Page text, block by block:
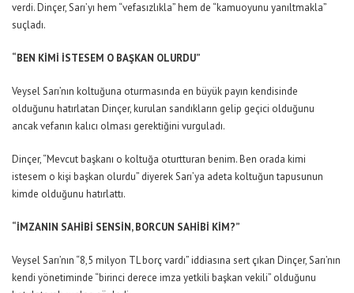
verdi. Dinçer, Sarı’yı hem “vefasızlıkla” hem de “kamuoyunu yanıltmakla”
suçladı.
“BEN KİMİ İSTESEM O BAŞKAN OLURDU”
Veysel Sarı’nın koltuğuna oturmasında en büyük payın kendisinde
olduğunu hatırlatan Dinçer, kurulan sandıkların gelip geçici olduğunu
ancak vefanın kalıcı olması gerektiğini vurguladı.
Dinçer, “Mevcut başkanı o koltuğa oturtturan benim. Ben orada kimi
istesem o kişi başkan olurdu” diyerek Sarı’ya adeta koltuğun tapusunun
kimde olduğunu hatırlattı.
“İMZANIN SAHİBİ SENSİN, BORCUN SAHİBİ KİM?”
Veysel Sarı’nın “8,5 milyon TL borç vardı” iddiasına sert çıkan Dinçer, Sarı’nın
kendi yönetiminde “birinci derece imza yetkili başkan vekili” olduğunu